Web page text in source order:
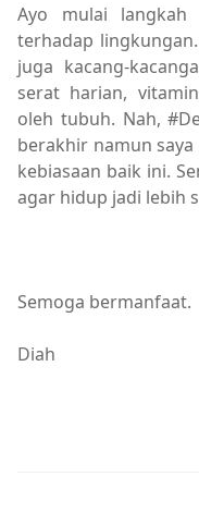
Ayo mulai
terhadap
juga kacang-
serat harian,
oleh tubuh. Nah,
berakhir namun
kebiasaan baik ini.
agar hidup jadi lebih
Semoga bermanfaat.
Diah